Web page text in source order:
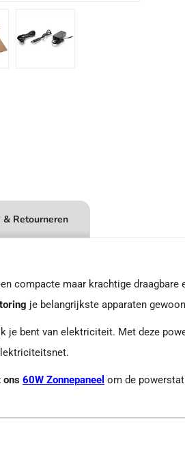
& Retourneren
compacte maar krachtige
je belangrijkste apparaten
je bent van elektriciteit. Met deze
ons 60W Zonnepaneel om de